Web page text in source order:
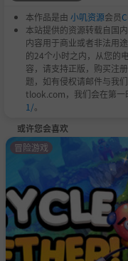
本作品是由 小叽资源会员
本站提供的资源转载自国
内容用于商业或者非法用
的24个小时之内，从您的
容，请支持正版，购买注
题，如有侵权请邮件与我
tlook.com，我们会在第一
1/。
或许您会喜欢
冒险游戏